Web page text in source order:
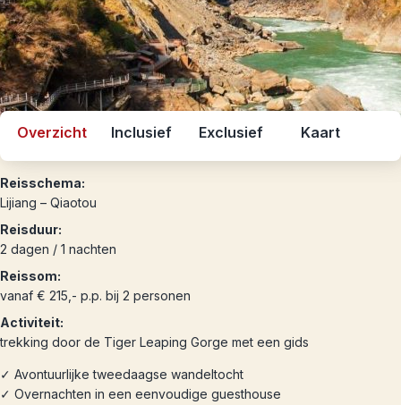
Overzicht Inclusief Exclusief Kaart
Reisschema:
Lijiang – Qiaotou
Reisduur:
2 dagen / 1 nachten
Reissom:
vanaf € 215,- p.p. bij 2 personen
Activiteit:
trekking door de Tiger Leaping Gorge met een gids
✓ Avontuurlijke tweedaagse wandeltocht
✓ Overnachten in een eenvoudige guesthouse